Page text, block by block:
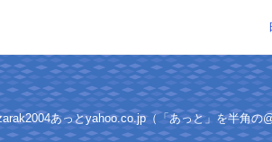
あっとyahoo.co.jp（「あっと」を半角の